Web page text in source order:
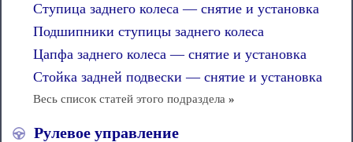
Ступица заднего колеса — снятие и установка
Подшипники ступицы заднего колеса
Цапфа заднего колеса — снятие и установка
Стойка задней подвески — снятие и установка
Весь список статей этого подраздела »
Рулевое управление